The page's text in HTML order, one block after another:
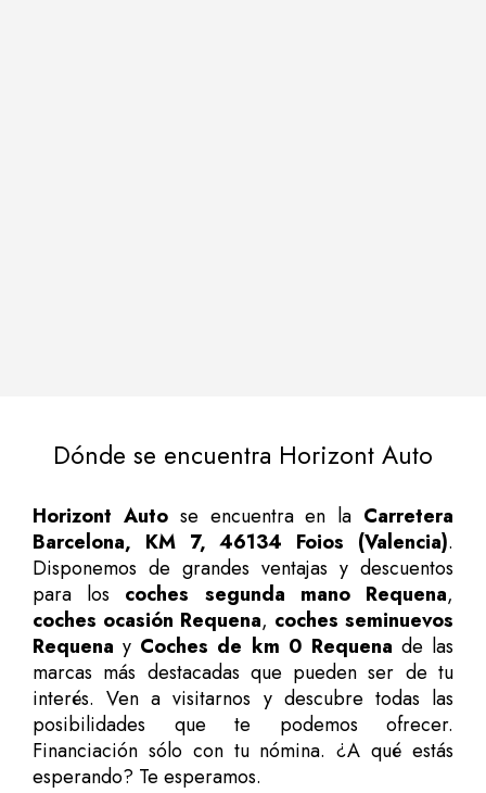
Dónde se encuentra Horizont Auto
Horizont Autose encuentra en la Carretera
Barcelona, KM 7, 46134 Foios (Valencia).
Disponemos de grandes ventajas y descuentos
para los coches segunda mano Requena,
coches ocasión Requena, coches seminuevos
Requena y Coches de km 0 Requena de las
marcas más destacadas que pueden ser de tu
interés. Ven a visitarnos y descubre todas las
posibilidades que te podemos ofrecer.
Financiación sólo con tu nómina. ¿A qué estás
esperando? Te esperamos.